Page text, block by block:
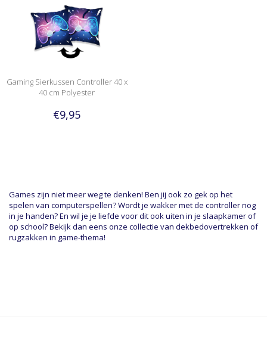
Gaming Sierkussen Controller 40 x
40 cm Polyester
€9,95
Games zijn niet meer weg te denken! Ben jij ook zo gek op het
spelen van computerspellen? Wordt je wakker met de controller nog
in je handen? En wil je je liefde voor dit ook uiten in je slaapkamer of
op school? Bekijk dan eens onze collectie van dekbedovertrekken of
rugzakken in game-thema!